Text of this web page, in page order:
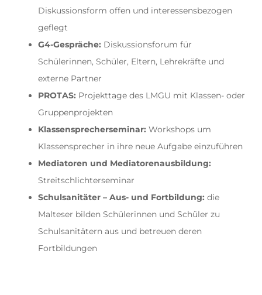
Diskussionsform offen und interessensbezogen
geflegt
G4-Gespräche: Diskussionsforum für
Schülerinnen, Schüler, Eltern, Lehrekräfte und
externe Partner
PROTAS: Projekttage des LMGU mit Klassen- oder
Gruppenprojekten
Klassensprecherseminar: Workshops um
Klassensprecher in ihre neue Aufgabe einzuführen
Mediatoren und Mediatorenausbildung:
Streitschlichterseminar
Schulsanitäter – Aus- und Fortbildung: die
Malteser bilden Schülerinnen und Schüler zu
Schulsanitätern aus und betreuen deren
Fortbildungen